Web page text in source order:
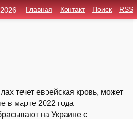
течет еврейская кровь, может
в марте 2022 года
на Украине с
Главная Контакт Поиск RSS